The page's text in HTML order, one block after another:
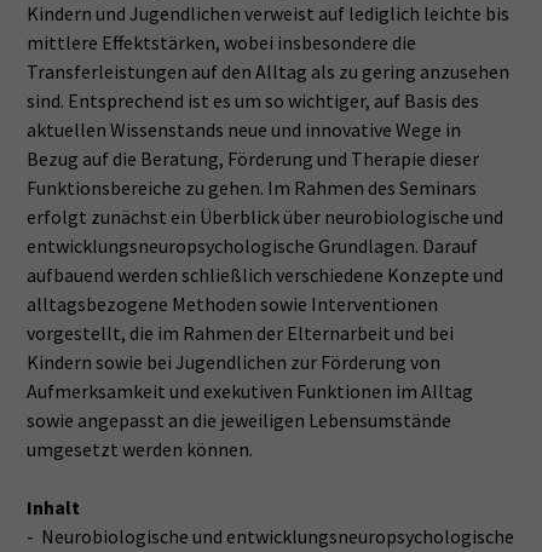
Kindern und Jugendlichen verweist auf lediglich leichte bis
mittlere Effektstärken, wobei insbesondere die
Transferleistungen auf den Alltag als zu gering anzusehen
sind. Entsprechend ist es um so wichtiger, auf Basis des
aktuellen Wissenstands neue und innovative Wege in
Bezug auf die Beratung, Förderung und Therapie dieser
Funktionsbereiche zu gehen. Im Rahmen des Seminars
erfolgt zunächst ein Überblick über neurobiologische und
entwicklungsneuropsychologische Grundlagen. Darauf
aufbauend werden schließlich verschiedene Konzepte und
alltagsbezogene Methoden sowie Interventionen
vorgestellt, die im Rahmen der Elternarbeit und bei
Kindern sowie bei Jugendlichen zur Förderung von
Aufmerksamkeit und exekutiven Funktionen im Alltag
sowie angepasst an die jeweiligen Lebensumstände
umgesetzt werden können.
Inhalt
- Neurobiologische und entwicklungsneuropsychologische